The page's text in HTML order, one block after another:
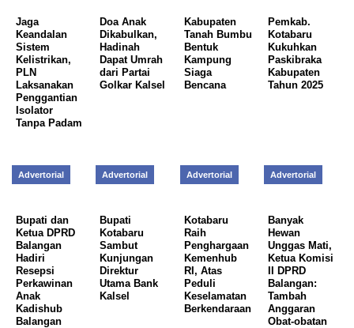
Jaga
Keandalan
Sistem
Kelistrikan,
PLN
Laksanakan
Penggantian
Isolator
Tanpa Padam
Doa Anak
Dikabulkan,
Hadinah
Dapat Umrah
dari Partai
Golkar Kalsel
Kabupaten
Tanah Bumbu
Bentuk
Kampung
Siaga
Bencana
Pemkab.
Kotabaru
Kukuhkan
Paskibraka
Kabupaten
Tahun 2025
Advertorial
Bupati dan
Ketua DPRD
Balangan
Hadiri
Resepsi
Perkawinan
Anak
Kadishub
Balangan
Advertorial
Bupati
Kotabaru
Sambut
Kunjungan
Direktur
Utama Bank
Kalsel
Advertorial
Kotabaru
Raih
Penghargaan
Kemenhub
RI, Atas
Peduli
Keselamatan
Berkendaraan
Advertorial
Banyak
Hewan
Unggas Mati,
Ketua Komisi
II DPRD
Balangan:
Tambah
Anggaran
Obat-obatan